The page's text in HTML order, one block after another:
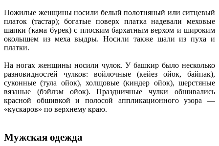
Пожилые женщины носили белый полотняный или ситцевый
платок (тастар); богатые поверх платка надевали меховые
шапки (ҡама бүрек) с плоским бархатным верхом и широким
околышем из меха выдры. Носили также шали из пуха и
платки.
На ногах женщины носили чулок. У башкир было несколько
разновидностей чулков: войлочные (кейез ойок, байпак),
суконные (тула ойок), холщовые (киндер ойок), шерстяные
вязаные (бэйлэм ойок). Праздничные чулки обшивались
красной обшивкой и полосой аппликационного узора —
«кускаров» по верхнему краю.
Мужская одежда